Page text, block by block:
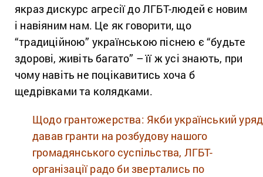
якраз дискурс агресії до ЛГБТ-людей є новим
і навіяним нам. Це як говорити, що
“традиційною” українською піснею є “будьте
здорові, живіть багато” – її ж усі знають, при
чому навіть не поцікавитись хоча б
щедрівками та колядками.
Щодо грантожерства: Якби український уряд
давав гранти на розбудову нашого
громадянського суспільства, ЛГБТ-
організації радо би звертались по